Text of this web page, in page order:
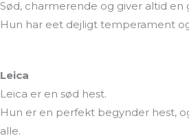
Sød, charmerende og giver altid en
Hun har eet dejligt temperament
Leica
Leica er en sød hest.
Hun er en perfekt begynder hest,
alle.